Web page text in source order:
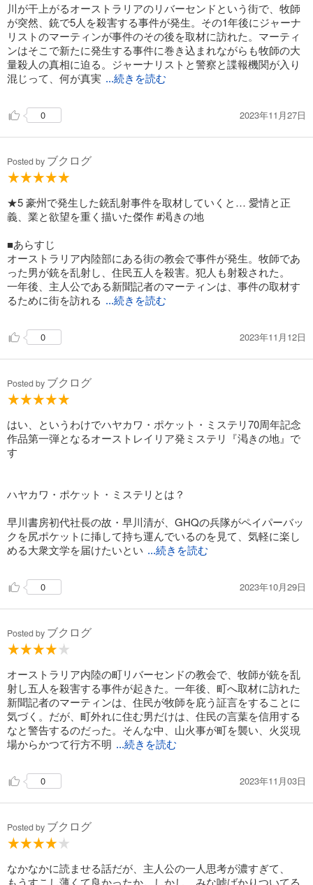
川が干上がるオーストラリアのリバーセンドという街で、牧師
が突然、銃で5人を殺害する事件が発生。その1年後にジャーナ
リストのマーティンが事件のその後を取材に訪れた。マーティ
ンはそこで新たに発生する事件に巻き込まれながらも牧師の大
量殺人の真相に迫る。ジャーナリストと警察と諜報機関が入り
混じって、何が真実 ...続きを読む
0 2023年11月27日
Posted by ブクログ
★5 豪州で発生した銃乱射事件を取材していくと… 愛情と正
義、業と欲望を重く描いた傑作 #渇きの地
■あらすじ
オーストラリア内陸部にある街の教会で事件が発生。牧師であ
った男が銃を乱射し、住民五人を殺害。犯人も射殺された。
一年後、主人公である新聞記者のマーティンは、事件の取材す
るために街を訪れる ...続きを読む
0 2023年11月12日
Posted by ブクログ
はい、というわけでハヤカワ・ポケット・ミステリ70周年記念
作品第一弾となるオーストレイリア発ミステリ『渇きの地』で
す
ハヤカワ・ポケット・ミステリとは？
早川書房初代社長の故・早川清が、GHQの兵隊がペイパーバッ
クを尻ポケットに挿して持ち運んでいるのを見て、気軽に楽し
める大衆文学を届けたいとい ...続きを読む
0 2023年10月29日
Posted by ブクログ
オーストラリア内陸の町リバーセンドの教会で、牧師が銃を乱
射し五人を殺害する事件が起きた。一年後、町へ取材に訪れた
新聞記者のマーティンは、住民が牧師を庇う証言をすることに
気づく。だが、町外れに住む男だけは、住民の言葉を信用する
なと警告するのだった。そんな中、山火事が町を襲い、火災現
場からかつて行方不明 ...続きを読む
0 2023年11月03日
Posted by ブクログ
なかなかに読ませる話だが、主人公の一人思考が濃すぎて、
もうすこし薄くて良かったか。しかし、みな嘘ばかりついてる